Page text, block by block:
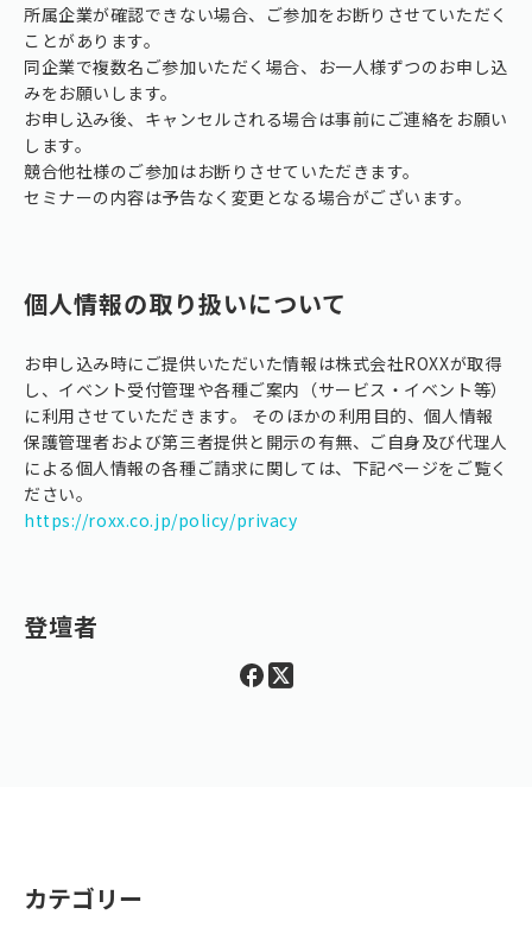
所属企業が確認できない場合、ご参加をお断りさせていただく
ことがあります。
同企業で複数名ご参加いただく場合、お一人様ずつのお申し込
みをお願いします。
お申し込み後、キャンセルされる場合は事前にご連絡をお願い
します。
競合他社様のご参加はお断りさせていただきます。
セミナーの内容は予告なく変更となる場合がございます。
個人情報の取り扱いについて
お申し込み時にご提供いただいた情報は株式会社ROXXが取得
し、イベント受付管理や各種ご案内（サービス・イベント等）
に利用させていただきます。 そのほかの利用目的、個人情報
保護管理者および第三者提供と開示の有無、ご自身及び代理人
による個人情報の各種ご請求に関しては、下記ページをご覧く
ださい。
https://roxx.co.jp/policy/privacy
登壇者
カテゴリー